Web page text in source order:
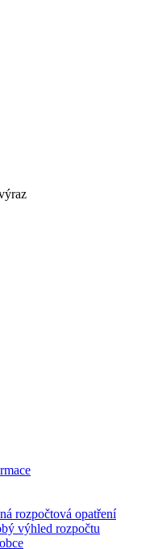
rozpočtová opatření
výhled rozpočtu